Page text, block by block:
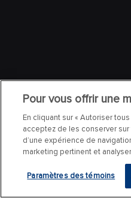
Pour vous offrir une
En cliquant sur « Autoriser
acceptez de les conserver
d’une expérience de
marketing pertinent et
Paramètres des témoins